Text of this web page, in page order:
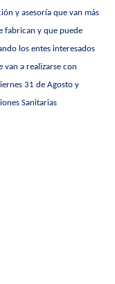
y asesoría que van más
fabrican y que puede
los entes interesados
van a realizarse con
31 de Agosto y
Sanitarias